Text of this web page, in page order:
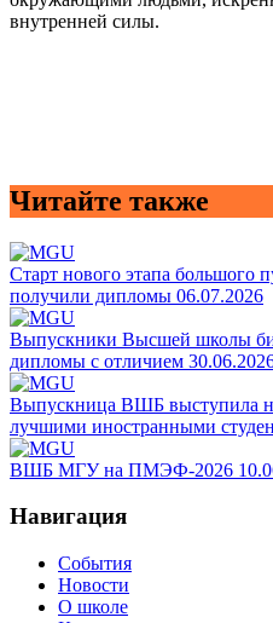
внутренней силы.
Читайте также
Старт нового этапа
получили дипломы 06.07.2026
Выпускники Высшей школы
дипломы с отличием
Выпускница ВШБ выступила
лучшими иностранными
ВШБ МГУ на ПМЭФ-2026
Навигация
События
Новости
О школе